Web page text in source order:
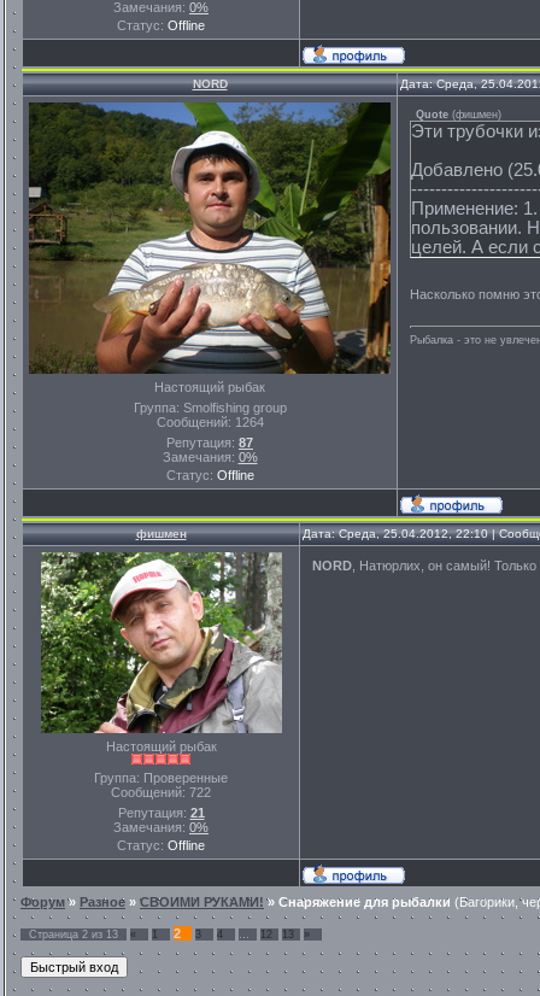
Замечания: 0%
Статус: Offline
NORD Дата: Среда,
Настоящий рыбак
Группа: Smolfishing group
Сообщений: 1264
Репутация: 87
Замечания: 0%
Статус: Offline
Quote (фишмен)
Эти трубочки
Добавлено
Применение:
пользовании.
целей. А если
Насколько помню
Рыбалка - это не
фишмен Дата: Среда, 25.04.2012, 22:10 |
Настоящий рыбак
Группа: Проверенные
Сообщений: 722
Репутация: 21
Замечания: 0%
Статус: Offline
NORD , Натюрлих, он самый!
Форум» Разное » СВОИМИ РУКАМИ! » Снаряжение для рыбалки (Багорики,
Страница 2 из 13 « 1 2 3 4 … 12 13 »